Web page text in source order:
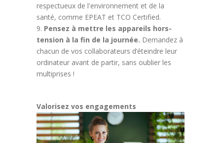
respectueux de l'environnement et de la
santé, comme EPEAT et TCO Certified.
Pensez à mettre les appareils hors-
tension à la fin de la journée. Demandez à
chacun de vos collaborateurs d’éteindre leur
ordinateur avant de partir, sans oublier les
multiprises !
Valorisez vos engagements